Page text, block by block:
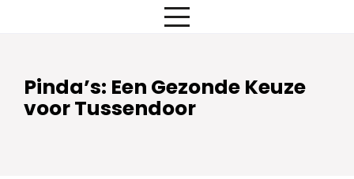
Pinda’s: Een Gezonde Keuze
voor Tussendoor